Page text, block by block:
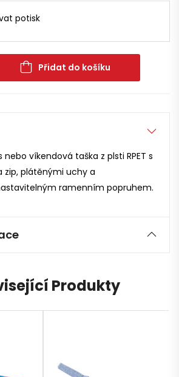
potisk
Přidat do košíku
víkendová taška z plsti RPET s
zip, plátěnými uchy a
ramenním popruhem.
Produkty